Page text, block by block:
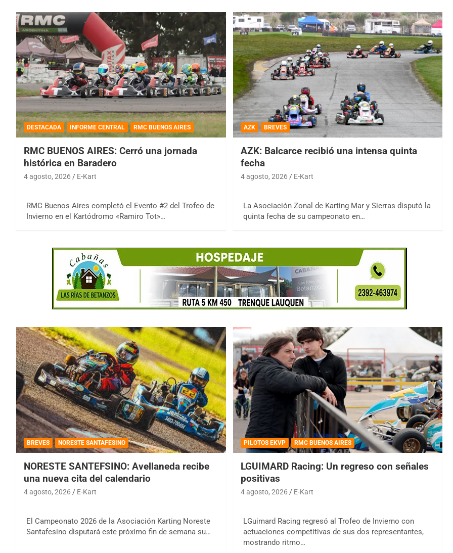
DESTACADA INFORME CENTRAL RMC BUENOS AIRES
RMC BUENOS AIRES: Cerró una jornada
histórica en Baradero
4 agosto, 2026 E-Kart
RMC Buenos Aires completó el Evento #2 del Trofeo de
Invierno en el Kartódromo «Ramiro Tot»…
AZK BREVES
AZK: Balcarce recibió una intensa quinta
fecha
4 agosto, 2026 E-Kart
La Asociación Zonal de Karting Mar y Sierras disputó la
quinta fecha de su campeonato en…
BREVES NORESTE SANTAFESINO
NORESTE SANTEFSINO: Avellaneda recibe
una nueva cita del calendario
4 agosto, 2026 E-Kart
El Campeonato 2026 de la Asociación Karting Noreste
Santafesino disputará este próximo fin de semana su…
PILOTOS EKVP RMC BUENOS AIRES
LGUIMARD Racing: Un regreso con señales
positivas
4 agosto, 2026 E-Kart
LGuimard Racing regresó al Trofeo de Invierno con
actuaciones competitivas de sus dos representantes,
mostrando ritmo…